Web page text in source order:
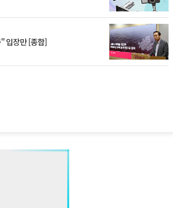
입장만 [종합]